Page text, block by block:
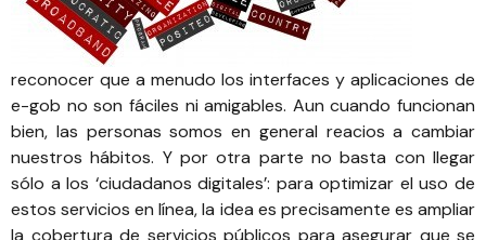
reconocer que a menudo los interfaces y aplicaciones de
e-gob no son fáciles ni amigables. Aun cuando funcionan
bien, las personas somos en general reacios a cambiar
nuestros hábitos. Y por otra parte no basta con llegar
sólo a los ‘ciudadanos digitales’: para optimizar el uso de
estos servicios en línea, la idea es precisamente es ampliar